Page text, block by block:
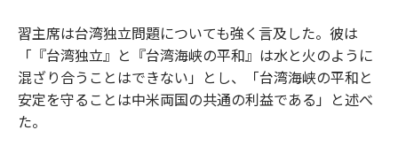
習主席は台湾独立問題についても強く言及した。彼は
「『台湾独立』と『台湾海峡の平和』は水と火のように
混ざり合うことはできない」とし、「台湾海峡の平和と
安定を守ることは中米両国の共通の利益である」と述べ
た。